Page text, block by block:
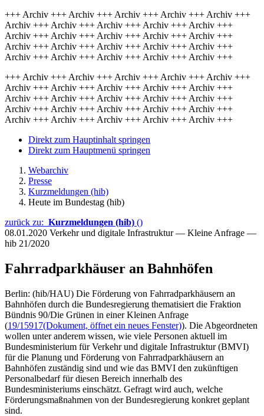
+++ Archiv +++ Archiv +++ Archiv +++ Archiv +++ Archiv +++
Archiv +++ Archiv +++ Archiv +++ Archiv +++ Archiv +++
Archiv +++ Archiv +++ Archiv +++ Archiv +++ Archiv +++
Archiv +++ Archiv +++ Archiv +++ Archiv +++ Archiv +++
Archiv +++ Archiv +++ Archiv +++ Archiv +++ Archiv +++
+++ Archiv +++ Archiv +++ Archiv +++ Archiv +++ Archiv +++
Archiv +++ Archiv +++ Archiv +++ Archiv +++ Archiv +++
Archiv +++ Archiv +++ Archiv +++ Archiv +++ Archiv +++
Archiv +++ Archiv +++ Archiv +++ Archiv +++ Archiv +++
Archiv +++ Archiv +++ Archiv +++ Archiv +++ Archiv +++
Direkt zum Hauptinhalt springen
Direkt zum Hauptmenü springen
Webarchiv
Presse
Kurzmeldungen (hib)
Heute im Bundestag (hib)
zurück zu: Kurzmeldungen (hib) ()
08.01.2020 Verkehr und digitale Infrastruktur — Kleine Anfrage —
hib 21/2020
Fahrradparkhäuser an Bahnhöfen
Berlin: (hib/HAU) Die Förderung von Fahrradparkhäusern an
Bahnhöfen durch die Bundesregierung thematisiert die Fraktion
Bündnis 90/Die Grünen in einer Kleinen Anfrage
(19/15917(Dokument, öffnet ein neues Fenster)). Die Abgeordneten
wollen unter anderem wissen, wie viele Personen aktuell im
Bundesministerium für Verkehr und digitale Infrastruktur (BMVI)
für die Planung und Förderung von Fahrradparkhäusern an
Bahnhöfen zuständig sind und wie das BMVI den zukünftigen
Personalbedarf für diesen Bereich innerhalb des
Bundesministeriums einschätzt. Gefragt wird auch, welche
Förderungsmaßnahmen von der Bundesregierung konkret geplant
sind.